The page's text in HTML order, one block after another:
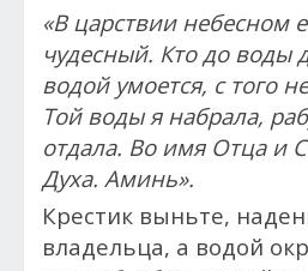
«В царствии небесном
чудесный. Кто до воды
водой умоется, с того
Той воды я набрала,
отдала. Во имя Отца и
Духа. Аминь».
Крестик выньте,
владельца, а водой